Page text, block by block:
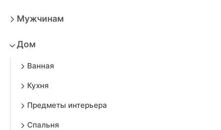
Мужчинам
Дом
Ванная
Кухня
Предметы интерьера
Спальня